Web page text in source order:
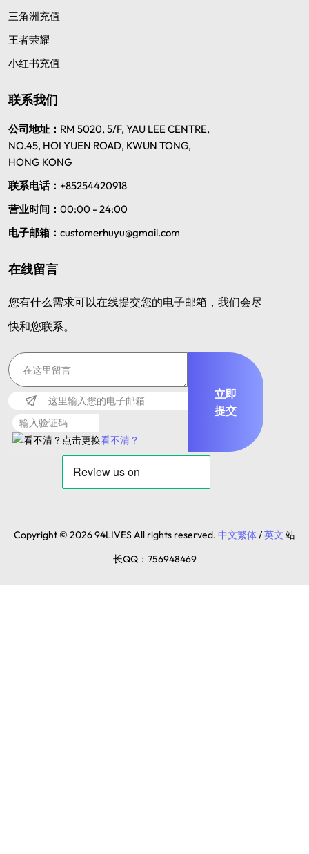
三角洲充值
王者荣耀
小红书充值
联系我们
公司地址： RM 5020, 5/F, YAU LEE CENTRE,
NO.45, HOI YUEN ROAD, KWUN TONG,
HONG KONG
联系电话： +85254420918
营业时间： 00:00 - 24:00
电子邮箱： customerhuyu@gmail.com
在线留言
您有什么需求可以在线提交您的电子邮箱，我们会尽
快和您联系。
看不清？
立即
提交
Copyright © 2026 94LIVES All rights reserved. 中文繁体/英文 站
长QQ：756948469